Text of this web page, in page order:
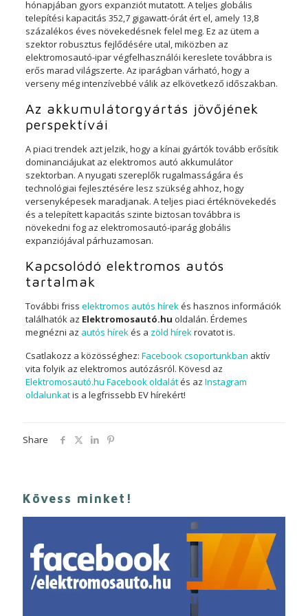
hónapjában gyors expanziót mutatott. A teljes globális
telepítési kapacitás 352,7 gigawatt-órát ért el, amely 13,8
százalékos éves növekedésnek felel meg. Ez az ütem a
szektor robusztus fejlődésére utal, miközben az
elektromosautó-ipar végfelhasználói kereslete továbbra is
erős marad világszerte. Az iparágban várható, hogy a
verseny még intenzívebbé válik az elkövetkező időszakban.
Az akkumulátorgyártás jövőjének
perspektívái
A piaci trendek azt jelzik, hogy a kínai gyártók tovább erősítik
dominanciájukat az elektromos autó akkumulátor
szektorban. A nyugati szereplők rugalmasságára és
technológiai fejlesztésére lesz szükség ahhoz, hogy
versenyképesek maradjanak. A teljes piaci értéknövekedés
és a telepített kapacitás szinte biztosan továbbra is
növekedni fog az elektromosautó-iparág globális
expanziójával párhuzamosan.
Kapcsolódó elektromos autós
tartalmak
További friss elektromos autós hírekés hasznos információk
találhatók az Elektromosautó.hu oldalán. Érdemes
megnézni az autós hírekés a zöld hírekrovatot is.
Csatlakozz a közösséghez: Facebook csoportunkban aktív
vita folyik az elektromos autózásról. Kövesd az
Elektromosautó.hu Facebook oldalátés az Instagram
oldalunkatis a legfrissebb EV hírekért!
Share
Kövess minket!